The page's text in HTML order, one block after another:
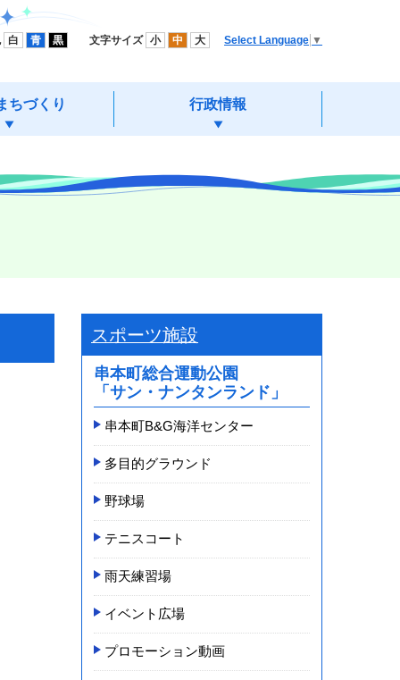
ちづくり 行政情報
白 青 黒 文字サイズ 小 中 大 Select Language ▼
スポーツ施設
串本町総合運動公園
「サン・ナンタンランド」
串本町B&G海洋センター
多目的グラウンド
野球場
テニスコート
雨天練習場
イベント広場
プロモーション動画